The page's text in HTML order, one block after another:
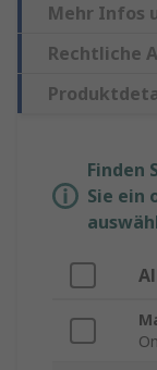
Mehr Infos
Rechtliche
Finden
Sie ein